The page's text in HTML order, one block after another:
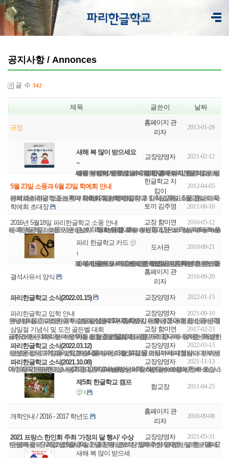
공지사항 / Annonces
글 수 342
제목 글쓴이 날짜
규정
홈페이지 관
리자
2013-01-29
새해 복 많이 받으세요
~
교장양영자 2021-02-12
새해 복 많이 받으세요~ 2월 10일에 파리한글학교에서 설날 행사가 있었습니다. 각 반에서 까치 까치 설날 노래를 부르며, 여러 가지 다양한 행사가 있었습니다. 세배하는 방법 배우기, 세배하기, 공기놀이, 제기차기, 팽이치기, 투호놀이, 방패연 꾸미기, 한...
5월 23일 소풍과 6월 23일 학예회 안내
한글학교 지
킴이
2012-04-05
저희 파리한글학교 소풍과 학예회 일정 안내입니다. 1. 5월 23일 소풍 원래 대사관에서 하려던 소풍계획이 취소되어 저희 한글학교 만의 소풍이 5월 23일로 확정되었습니다. 장소는 학부모회와 의논하여 결정 후 다시 알려드리겠습니다. 2. 6월 23일 학예회 ...
학예회 초대장
토끼 김주영 2011-06-10
2016년 5월18일 파리한글학교 소풍 안내 교장 함미연
2016-05-12
파리한글학교 소풍 안내 q 날짜: 2016년 5월 18일 수요일 q 장소: Parc Kellermann내 피크닉 장소 q 모이는 장소: 7 Boulevard Kellermann 75013 Paris 입구로 들어오신 후 계단을 내려오시면 큰 호수가 보이고, 호수 왼편에 있는 모래 놀이터 쪽 풀밭이 중앙 ...
파리 한글학교 카드
1
도서관 2010-09-21
파리 한글학교 카드에 대해 알려 드립니다. 학생증, 학교 출입증, 도서대출증으로 쓰입니다. * 학생 고유번호로 부여되는 것이니 반에 관계없이 기존에 받은 카드를 계속 사용해 주시고 새로운 학생들은 등록한 후 받아가 주세요. 카드에 관한 규칙은 다음과 ...
결석사유서 양식
홈페이지 관
리자
2016-09-20
파리한글학교 소식(2022.01.15) 교장양영자 2022-01-15
파리한글학교 입학 안내 교장양영자
2021-09-10
안녕하세요? 파리한글학교에 관심을 가져주셔서 감사합니다. 등록금 안내는 첨부 서류을 참고하시기 바랍니다. 첫째 자녀일 경우, 등록금 350+협회비 20=370유로입니다. 수업은 매주 수요일에 14:10~17:40까지 이루어집니다. 장소는 안내장에 있는 13구 중학교...
삼일절 기념식 및 도전 골든벨 대회
교장 함미연
2017-02-23
프랑스 한인회(회장 이상무)는 오는 3월 1일 (수요일) 파리 13구에 위치한 파리 한글학교에서 14시 부터,제 98회 삼일절 기념식 행사를 개최합니다. 올해는 특별히 외국에서 자라나는 어린이들과 청소년들에게 대한민국 역사에서 가장 중요한 순간인 삼일절과...
파리한글학교 소식(2022.03.12)
교장양영자
2022-03-13
안녕하십니까? 모두 건강하게 잘 지내고 계신지요? 아시다시피 프랑스 정부는 새로운 방역 지침을 발표했습니다. 이는 3월 14일 월요일부터 시행됩니다. 이제 보건당국 권고에 따라 학교에서의 실내 마스크 착용 의무가 해제됩니다. 마스크 착용이 더 이상 의...
파리한글학교 소식(2021.10.08)
교장양영자
2021-11-13
파리한글학교 소식(2021.10.08)/Actualités de l’Ecole Coreenne de Paris du 08/10/2021 안녕하십니까? 유대종 대사님 방문 10월 6일에는 예정대로 주 프랑스 대한민국 유대종 대사님과 윤강우 교육원장님이 파리한글학교를 방문하셨습니다. 바...
제5회 한글학교 캠프
3
함교장 2011-04-25
개학안내 / 2016 - 2017 학년도
홈페이지 관
리자
2016-09-08
2021 프랑스 한인회 주최 '가정의 달 행사' 수상 교장양영자
2021-05-31
안녕하세요? 2021년 5월 29일 개최된 프랑스 한인회 주최 '가정의 달 행사'에서, 다음과 같이 수상하였습니다. 1. 글짓기 - 장려상 열매2반 배지빈 - 장려상 열매2반 임예준 - 장려상 열매3반 송준영 2. 영상제작 - 최우수상 열매1반 조준 가족 모두 ...
새해 복 많이 받으세